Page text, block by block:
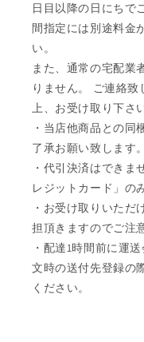
日目以降の日にちで
間指定には別途料金
い。
また、通常の宅配業
りません。 ご連絡
上、お受け取り下さい
・当店他商品との同
了承お願い致します。
・代引決済はできま
レジットカード」の
・お受け取りいただ
担頂きますのでご注
・配達1時間前に運
文時の送付先登録の
ください。